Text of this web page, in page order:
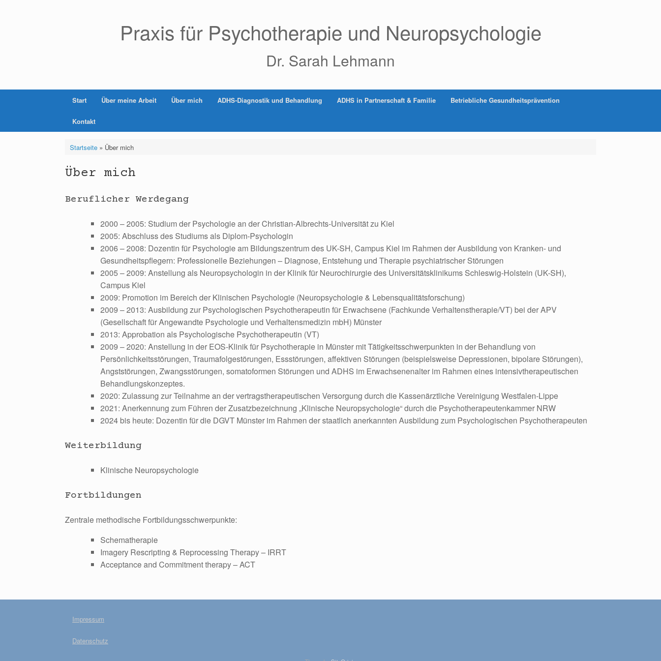
Praxis für Psychotherapie und Neuropsychologie
Dr. Sarah Lehmann
Start Über meine Arbeit Über mich ADHS-Diagnostik und Behandlung ADHS in Partnerschaft & Familie Betriebliche Gesundheitsprävention
Kontakt
Startseite» Über mich
Über mich
Beruflicher Werdegang
2000 –2005: Studium der Psychologie an der Christian-Albrechts-Universität zu Kiel
2005: Abschluss des Studiums als Diplom-Psychologin
2006–2008: Dozentin für Psychologie am Bildungszentrum des UK-SH, Campus Kiel im Rahmen der Ausbildung von Kranken- und
Gesundheitspflegern: Professionelle Beziehungen – Diagnose, Entstehung und Therapie psychiatrischer Störungen
2005 –2009: Anstellung als Neuropsychologin in der Klinik für Neurochirurgie des Universitätsklinikums Schleswig-Holstein (UK-SH),
Campus Kiel
2009: Promotion im Bereich der Klinischen Psychologie (Neuropsychologie & Lebensqualitätsforschung)
2009 –2013: Ausbildung zur Psychologischen Psychotherapeutin für Erwachsene (Fachkunde Verhaltenstherapie/VT) bei der APV
(Gesellschaft für Angewandte Psychologie und Verhaltensmedizin mbH) Münster
2013: Approbation als Psychologische Psychotherapeutin (VT)
2009 –2020: Anstellung in der EOS-Klinik für Psychotherapie in Münster mit Tätigkeitsschwerpunkten in der Behandlung von
Persönlichkeitsstörungen, Traumafolgestörungen, Essstörungen, affektiven Störungen (beispielsweise Depressionen, bipolare Störungen),
Angststörungen, Zwangsstörungen, somatoformen Störungen und ADHS im Erwachsenenalter im Rahmen eines intensivtherapeutischen
Behandlungskonzeptes.
2020: Zulassung zur Teilnahme an der vertragstherapeutischen Versorgung durch die Kassenärztliche Vereinigung Westfalen-Lippe
2021: Anerkennung zum Führen der Zusatzbezeichnung „Klinische Neuropsychologie“ durch die Psychotherapeutenkammer NRW
2024 bis heute: Dozentin für die DGVT Münster im Rahmen der staatlich anerkannten Ausbildung zum Psychologischen Psychotherapeuten
Weiterbildung
Klinische Neuropsychologie
Fortbildungen
Zentrale methodische Fortbildungsschwerpunkte:
Schematherapie
Imagery Rescripting & Reprocessing Therapy – IRRT
Acceptance and Commitment therapy – ACT
Impressum
Datenschutz